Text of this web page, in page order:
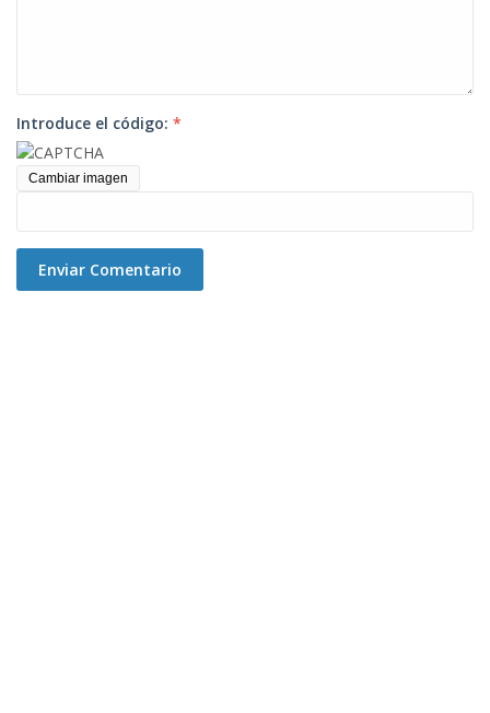
Introduce el código: *
Cambiar imagen
Enviar Comentario